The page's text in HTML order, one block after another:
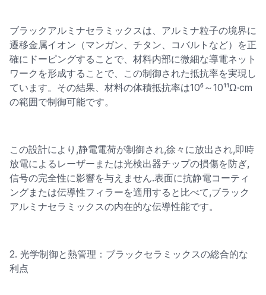
ブラックアルミナセラミックスは、アルミナ粒子の境界に
遷移金属イオン（マンガン、チタン、コバルトなど）を正
確にドーピングすることで、材料内部に微細な導電ネット
ワークを形成することで、この制御された抵抗率を実現し
ています。その結果、材料の体積抵抗率は10⁶～10¹¹Ω·cm
の範囲で制御可能です。
この設計により,静電電荷が制御され,徐々に放出され,即時
放電によるレーザーまたは光検出器チップの損傷を防ぎ,
信号の完全性に影響を与えません.表面に抗静電コーティ
ングまたは伝導性フィラーを適用すると比べて,ブラック
アルミナセラミックスの内在的な伝導性能です。
2. 光学制御と熱管理：ブラックセラミックスの総合的な
利点